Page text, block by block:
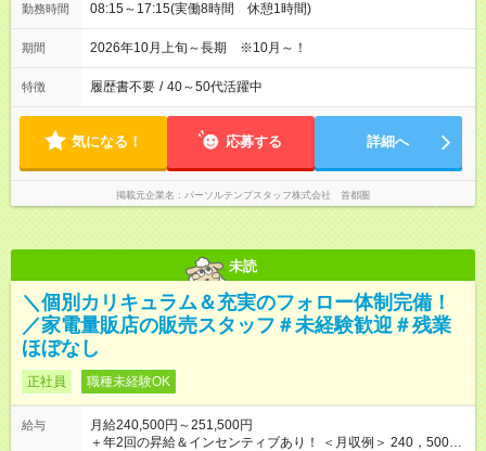
勤務時間 08:15～17:15(実働8時間 休憩1時間)
期間 2026年10月上旬～長期 ※10月～！
特徴 履歴書不要 / 40～50代活躍中
気になる！ 応募する 詳細へ
掲載元企業名 パーソルテンプスタッフ株式会社 首都圏
未読
＼個別カリキュラム＆充実のフォロー体制完備！
／家電量販店の販売スタッフ＃未経験歓迎＃残業
ほぼなし
正社員 職種未経験OK
給与
月給240,500円～251,500円
＋年2回の昇給＆インセンティブあり！ ＜月収例＞ 240，500円